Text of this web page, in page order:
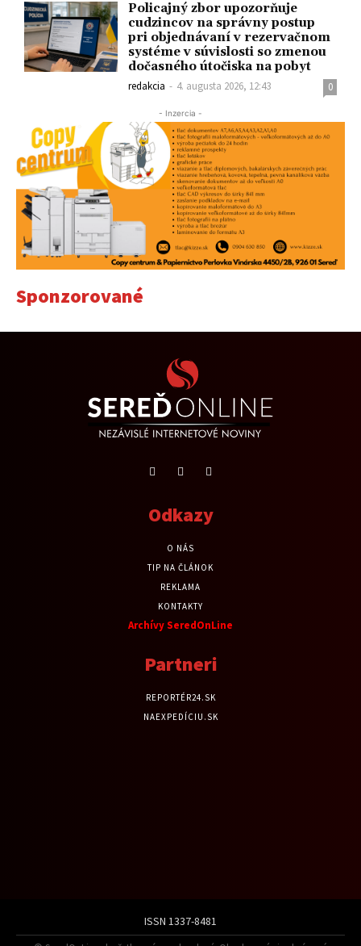
Policajný zbor upozorňuje
cudzincov na správny postup
pri objednávaní v rezervačnom
systéme v súvislosti so zmenou
dočasného útočiska na pobyt
redakcia - 4. augusta 2026, 12:43 0
- Inzercia -
Sponzorované
Odkazy
O NÁS
TIP NA ČLÁNOK
REKLAMA
KONTAKTY
Archívy SeredOnLine
Partneri
REPORTÉR24.SK
NAEXPEDÍCIU.SK
ISSN 1337-8481